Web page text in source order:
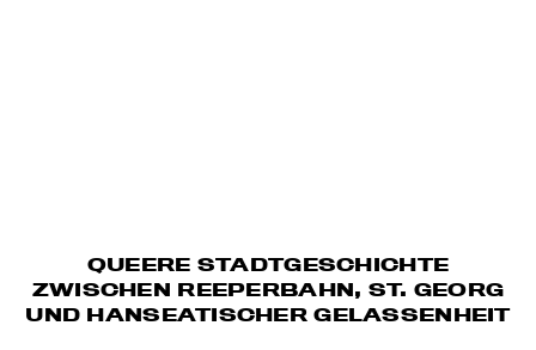
QUEERE STADTGESCHICHTE
ZWISCHEN REEPERBAHN, ST. GEORG
UND HANSEATISCHER GELASSENHEIT